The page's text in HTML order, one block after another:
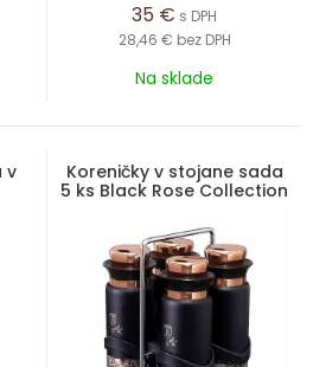
35 € s DPH
28,46 € bez DPH
Na sklade
v
Koreničky v stojane sada
5 ks Black Rose Collection